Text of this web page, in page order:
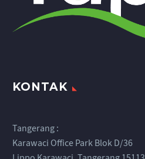
KONTAK
Tangerang :
Karawaci Office Park Blok D/36